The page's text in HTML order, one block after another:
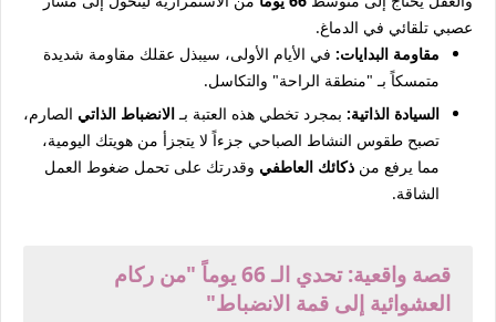
عصبي تلقائي في الدماغ.
مقاومة البدايات: في الأيام الأولى، سيبذل عقلك مقاومة شديدة
متمسكاً بـ "منطقة الراحة" والتكاسل.
السيادة الذاتية: بمجرد تخطي هذه العتبة بـ الانضباط الذاتي الصارم،
تصبح طقوس النشاط الصباحي جزءاً لا يتجزأ من هويتك اليومية،
مما يرفع من ذكائك العاطفي وقدرتك على تحمل ضغوط العمل
الشاقة.
قصة واقعية: تحدي الـ 66 يوماً "من ركام
العشوائية إلى قمة الانضباط"